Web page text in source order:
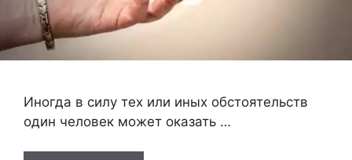
Иногда в силу тех или иных обстоятельств
один человек может оказать …